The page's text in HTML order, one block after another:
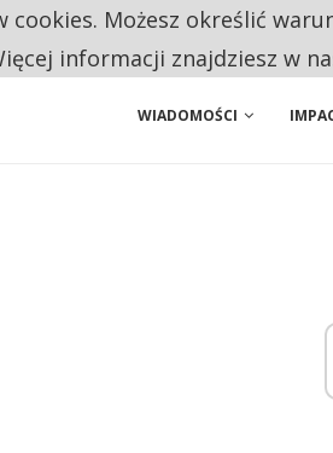
MA CZASU. REKRUTACJA ROZBIJA SIĘ O
WIADOMOŚCI
cookies. Możesz określić
informacji znajdziesz w